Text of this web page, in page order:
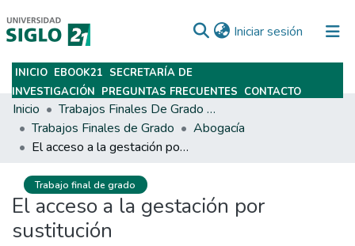
Iniciar sesión (current)
Subir
INICIO EBOOK21 SECRETARÍA DE
INVESTIGACIÓN PREGUNTAS FRECUENTES CONTACTO
Inicio
Trabajos Finales De Grado Y Posgrado
Trabajos Finales de Grado
Abogacía
El acceso a la gestación por sustitución
Trabajo final de grado
El acceso a la gestación por
sustitución